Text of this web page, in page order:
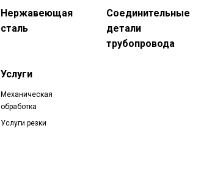
Нержавеющая
сталь
Соединительные
детали
трубопровода
Услуги
Механическая
обработка
Услуги резки